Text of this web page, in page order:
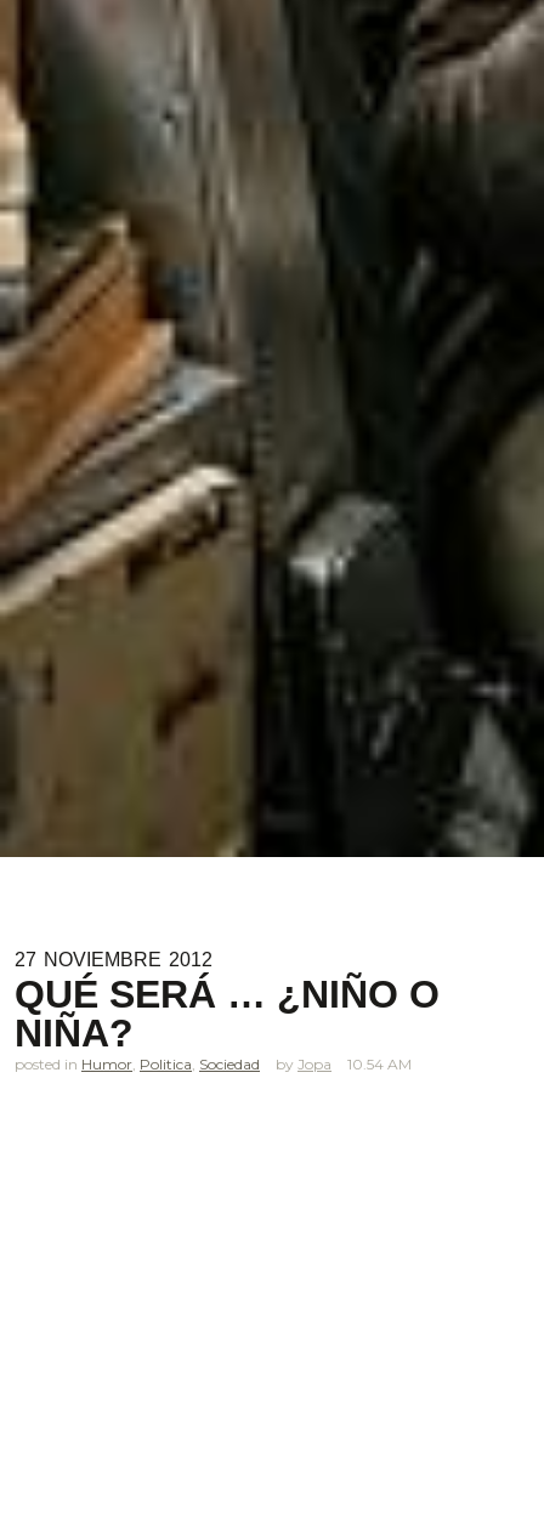
27 NOVIEMBRE 2012
QUÉ SERÁ … ¿NIÑO O
NIÑA?
posted in Humor Politica Sociedad Jopa 10.54 AM